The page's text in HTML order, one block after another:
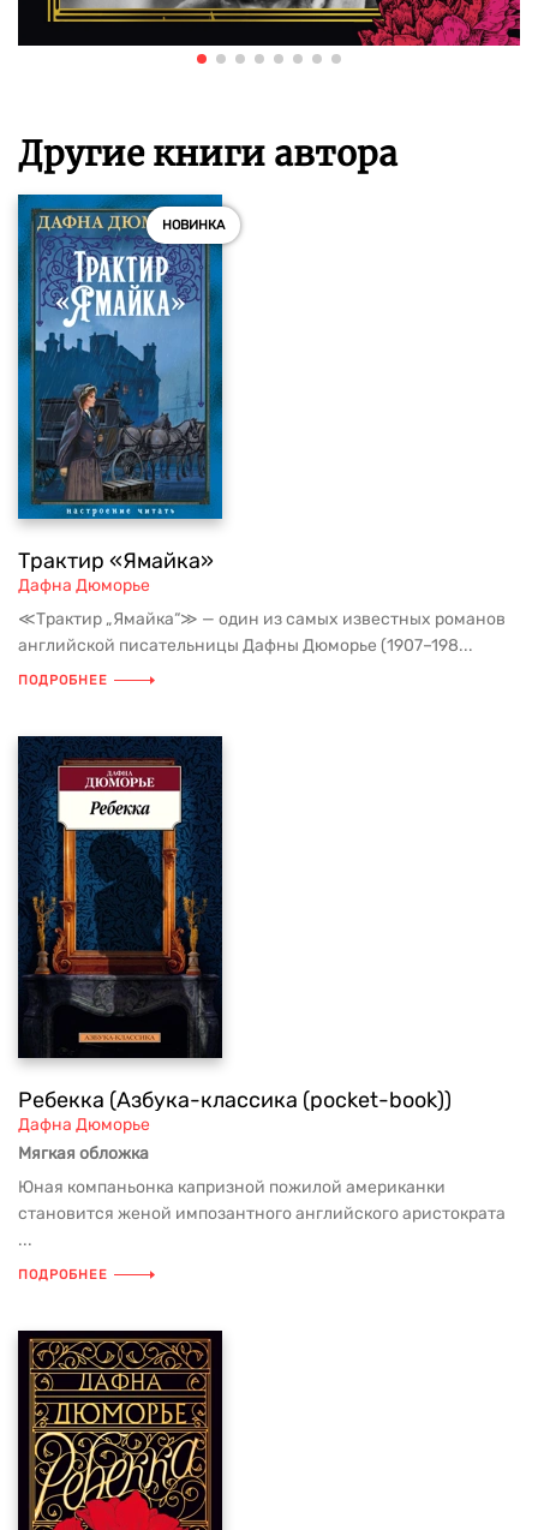
Другие книги автора
НОВИНКА
Трактир «Ямайка»
Дафна Дюморье
≪Трактир „Ямайка“≫ — один из самых известных романов
английской писательницы Дафны Дюморье (1907–198...
ПОДРОБНЕЕ
Ребекка (Азбука-классика (pocket-book))
Дафна Дюморье
Мягкая обложка
Юная компаньонка капризной пожилой американки
становится женой импозантного английского аристократа
...
ПОДРОБНЕЕ